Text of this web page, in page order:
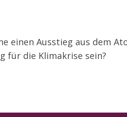
einen Ausstieg aus dem
für die Klimakrise sein?